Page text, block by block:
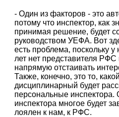
- Один из факторов - это
потому что инспектор, как
принимая решение, будет
руководством УЕФА. Вот
есть проблема, поскольку
лет нет представителя
напрямую отстаивать
Также, конечно, это то,
дисциплинарный будет
персональные инспектора.
инспектора многое будет
лоялен к нам, к РФС.